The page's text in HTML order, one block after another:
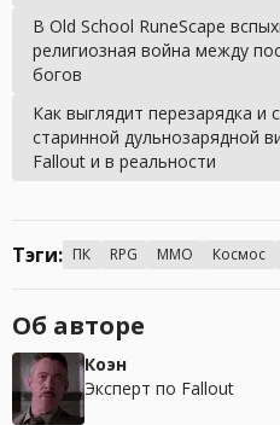
В Old School RuneScape
религиозная война между
богов
Как выглядит перезарядка и
старинной дульнозарядной
Fallout и в реальности
Тэги: ПК RPG MMO Космос
Об авторе
Коэн
Эксперт по Fallout